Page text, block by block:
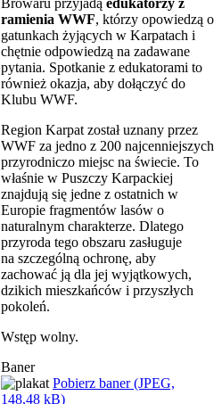
Browaru przyjadą edukatorzy z
ramienia WWF, którzy opowiedzą o
gatunkach żyjących w Karpatach i
chętnie odpowiedzą na zadawane
pytania. Spotkanie z edukatorami to
również okazja, aby dołączyć do
Klubu WWF.
Region Karpat został uznany przez
WWF za jedno z 200 najcenniejszych
przyrodniczo miejsc na świecie. To
właśnie w Puszczy Karpackiej
znajdują się jedne z ostatnich w
Europie fragmentów lasów o
naturalnym charakterze. Dlatego
przyroda tego obszaru zasługuje
na szczególną ochronę, aby
zachować ją dla jej wyjątkowych,
dzikich mieszkańców i przyszłych
pokoleń.
Wstęp wolny.
Baner
Pobierz baner (JPEG,
148,48 kB)